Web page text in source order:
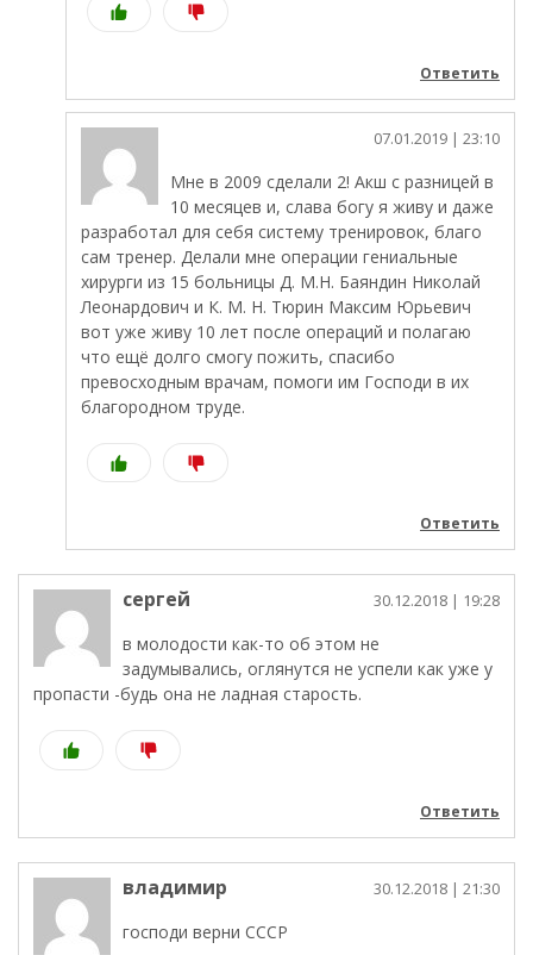
Ответить
07.01.2019 | 23:10
Мне в 2009 сделали 2! Акш с разницей в
10 месяцев и, слава богу я живу и даже
разработал для себя систему тренировок, благо
сам тренер. Делали мне операции гениальные
хирурги из 15 больницы Д. М.Н. Баяндин Николай
Леонардович и К. М. Н. Тюрин Максим Юрьевич
вот уже живу 10 лет после операций и полагаю
что ещё долго смогу пожить, спасибо
превосходным врачам, помоги им Господи в их
благородном труде.
Ответить
сергей 30.12.2018 | 19:28
в молодости как-то об этом не
задумывались, оглянутся не успели как уже у
пропасти -будь она не ладная старость.
Ответить
владимир 30.12.2018 | 21:30
господи верни СССР